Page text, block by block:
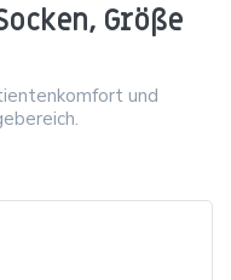
Größe
und